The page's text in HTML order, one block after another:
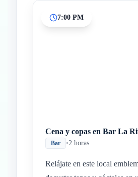
7:00 PM
Cena y copas en Bar La
Bar •2 horas
Relájate en este local